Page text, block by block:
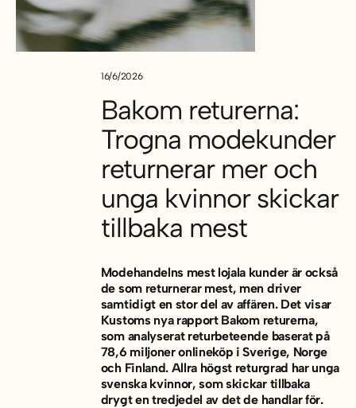
16/6/2026
Bakom returerna:
Trogna modekunder
returnerar mer och
unga kvinnor skickar
tillbaka mest
Modehandelns mest lojala kunder är också
de som returnerar mest, men driver
samtidigt en stor del av affären. Det visar
Kustoms nya rapport Bakom returerna,
som analyserat returbeteende baserat på
78,6 miljoner onlineköp i Sverige, Norge
och Finland. Allra högst returgrad har unga
svenska kvinnor, som skickar tillbaka
drygt en tredjedel av det de handlar för.